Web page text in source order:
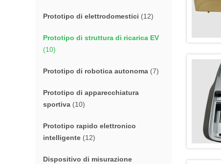
Prototipo di elettrodomestici (12)
Prototipo di struttura di ricarica EV
(10)
Prototipo di robotica autonoma (7)
Prototipo di apparecchiatura
sportiva (10)
Prototipo rapido elettronico
intelligente (12)
Dispositivo di misurazione